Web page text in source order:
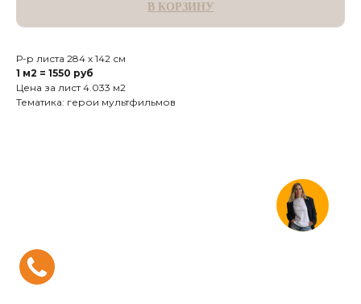
В КОРЗИНУ
Р-р листа 284 х 142 см
1 м2 = 1550 руб
Цена за лист 4.033 м2
Тематика: герои мультфильмов